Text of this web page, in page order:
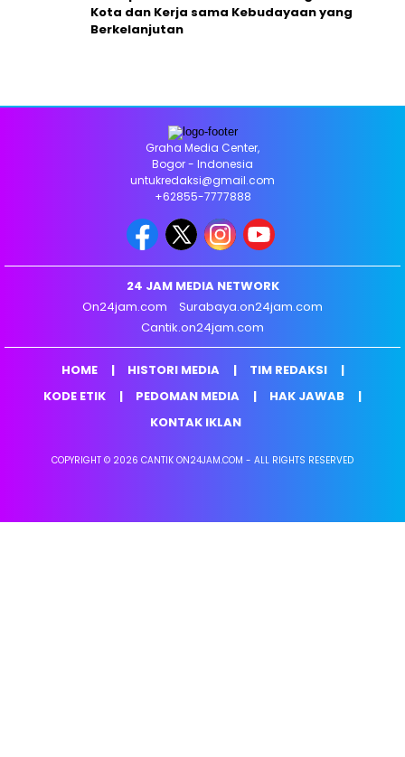
Kota dan Kerja sama Kebudayaan yang
Berkelanjutan
Graha Media Center,
Bogor - Indonesia
untukredaksi@gmail.com
+62855-7777888
24 JAM MEDIA NETWORK
On24jam.com
Surabaya.on24jam.com
Cantik.on24jam.com
HOME HISTORI MEDIA
TIM REDAKSI
KODE ETIK
PEDOMAN MEDIA
HAK JAWAB
KONTAK IKLAN
COPYRIGHT © 2026 CANTIK ON24JAM.COM - ALL RIGHTS RESERVED